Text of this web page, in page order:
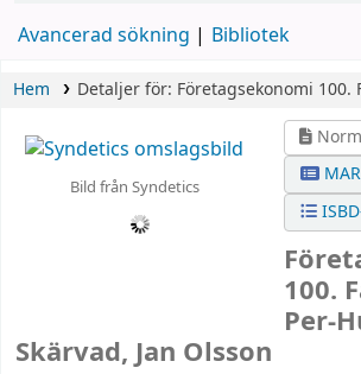
Avancerad sökning Bibliotek
Hem Detaljer för: Företagsekonomi 100.
Bild från Syndetics
100.
Per-
Skärvad, Jan Olsson